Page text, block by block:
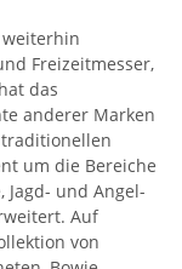
Freizeitmesser,
das
anderer Marken
um die Bereiche
und Angel-
Auf
von